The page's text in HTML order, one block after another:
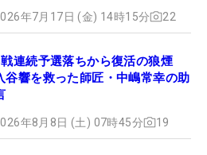
田は、今でも多くのギャラリ
れそうだからか、ギャラリー
年長選手はタフなセッティン
年7月17日 (金) 14時15分 22
連続予選落ちから復活の狼煙
谷響を救った師匠・中嶋常幸の助
年8月8日 (土) 07時45分 19